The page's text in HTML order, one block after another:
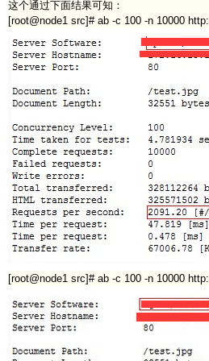
这个通过下面结果可知：
[root@node1 src]# ab -c 100 -n 10000
[root@node1 src]# ab -c 100 -n 10000